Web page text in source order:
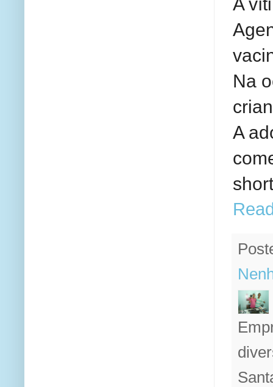
Na
A